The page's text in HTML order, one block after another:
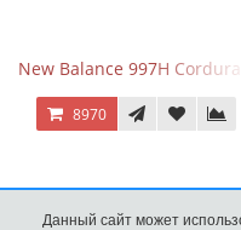
New Balance 997H
8970
Данный сайт может